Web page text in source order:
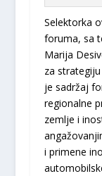
Selektorka
foruma, sa
Marija
za
je sadržaj
regionalne
zemlje i
i primene